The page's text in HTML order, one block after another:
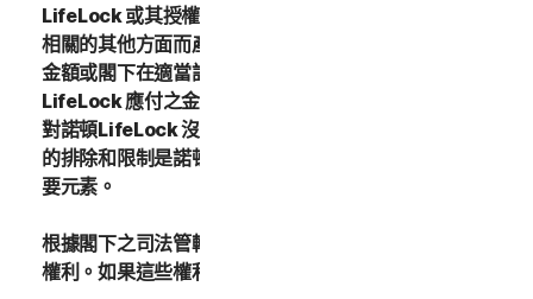
LifeLock 或其授權方因使用或無法使用服務或與本 LSA
相關的其他方面而產生的責任總額將不超過閣下所支付之
金額或閣下在適當訂購授權期間為適當服務向諾頓
LifeLock 應付之金額，或一百 (100) 美元，前提是閣下
對諾頓LifeLock 沒有任何付款義務 (如適用)。上述損害
的排除和限制是諾頓LifeLock 與閣下之間交易基礎的重
要元素。
根據閣下之司法管轄區中的適用法律，閣下可能擁有特定
權利。如果這些權利適用，本 LSA 不會影響這些權利。